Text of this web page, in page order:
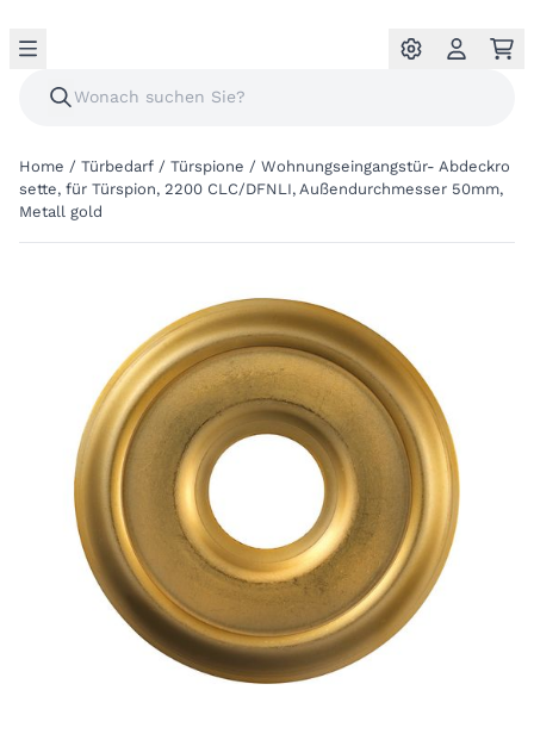
Home / Türbedarf / Türspione / Wohnungseingangstür- Abdeckro
sette, für Türspion, 2200 CLC/DFNLI, Außendurchmesser 50mm,
Metall gold